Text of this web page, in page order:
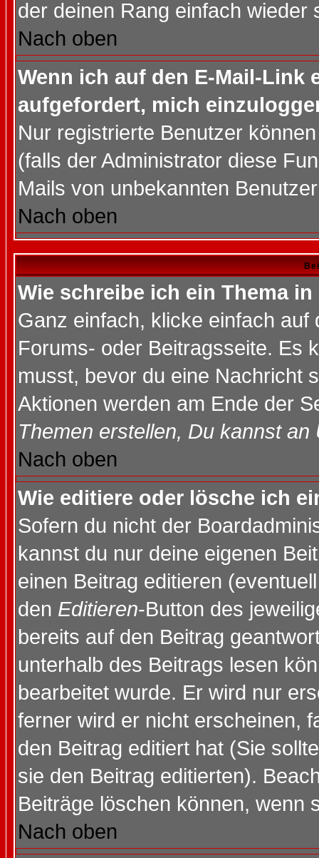
der deinen Rang einfach wieder
Nach oben
Wenn ich auf den E-Mail-Link
aufgefordert, mich
Nur registrierte Benutzer
(falls der Administrator diese
Mails von unbekannten
Nach oben
Wie schreibe ich ein Thema
Ganz einfach, klicke einfach
Forums- oder Beitragsseite. Es
musst, bevor du eine Nachricht
Aktionen werden am Ende der
Themen erstellen, Du kannst
Nach oben
Wie editiere oder lösche ich
Sofern du nicht der
kannst du nur deine eigenen
einen Beitrag editieren
den Editieren-Button des
bereits auf den Beitrag
unterhalb des Beitrags lesen
bearbeitet wurde. Er wird nur
ferner wird er nicht erscheinen,
den Beitrag editiert hat (Sie
sie den Beitrag editierten).
Beiträge löschen können, wenn
Nach oben